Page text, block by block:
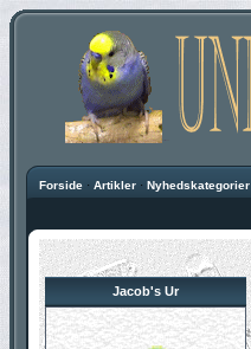
Forside · Artikler · Nyhedskategorier
Jacob's Ur